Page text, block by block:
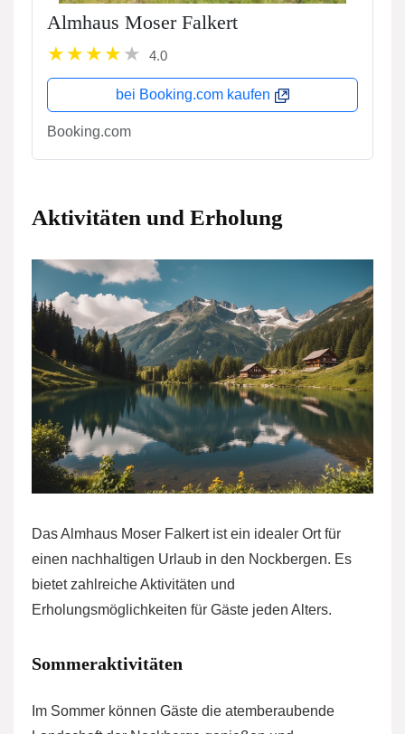
Almhaus Moser Falkert
4.0
bei Booking.com kaufen
Booking.com
Aktivitäten und Erholung
Das Almhaus Moser Falkert ist ein idealer Ort für
einen nachhaltigen Urlaub in den Nockbergen. Es
bietet zahlreiche Aktivitäten und
Erholungsmöglichkeiten für Gäste jeden Alters.
Sommeraktivitäten
Im Sommer können Gäste die atemberaubende